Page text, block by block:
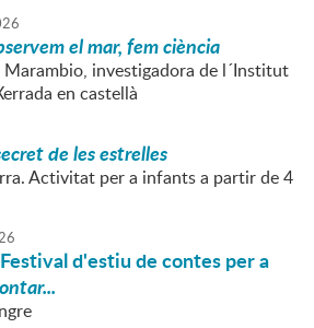
el mar, fem ciència
investigadora de l´Institut
en castellà
de les estrelles
Activitat per a infants a partir de 4
d'estiu de contes per a